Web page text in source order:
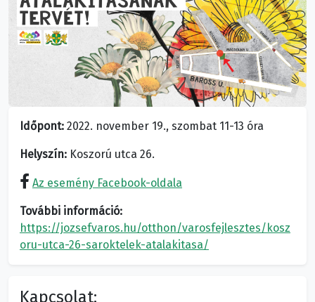
Időpont: 2022. november 19., szombat 11-13 óra
Helyszín: Koszorú utca 26.
Az esemény Facebook-oldala
További információ:
https://jozsefvaros.hu/otthon/varosfejlesztes/kosz
oru-utca-26-saroktelek-atalakitasa/
Kapcsolat: